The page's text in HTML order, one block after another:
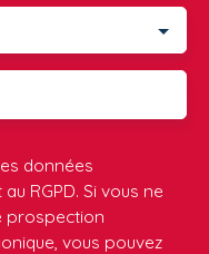
données
RGPD. Si vous ne
prospection
vous pouvez